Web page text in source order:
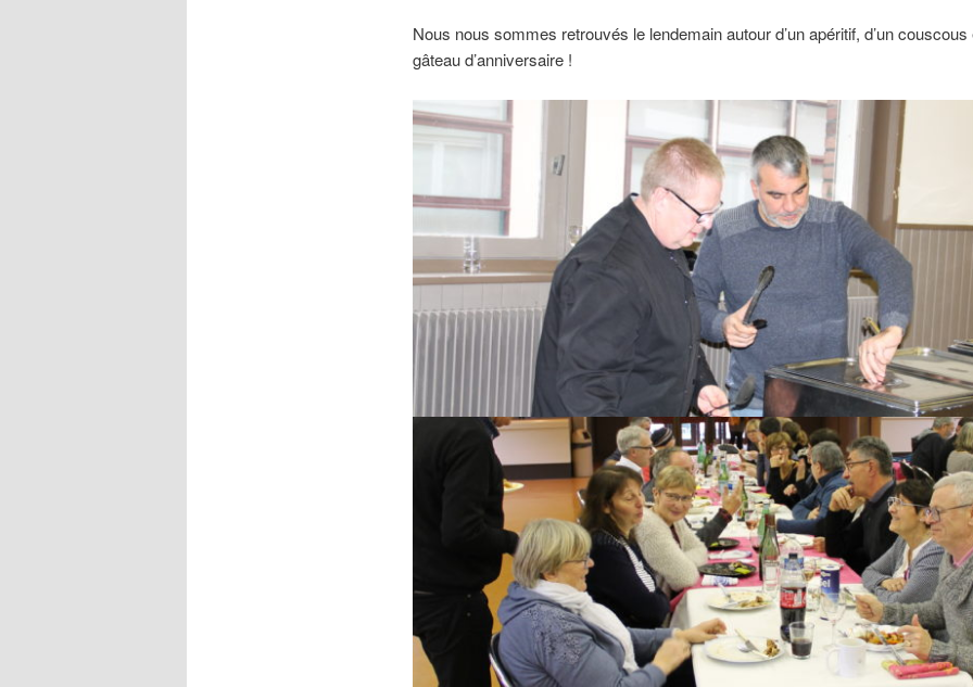
Nous nous sommes retrouvés le lendemain autour d’un apéritif, d’un couscous
gâteau d’anniversaire !